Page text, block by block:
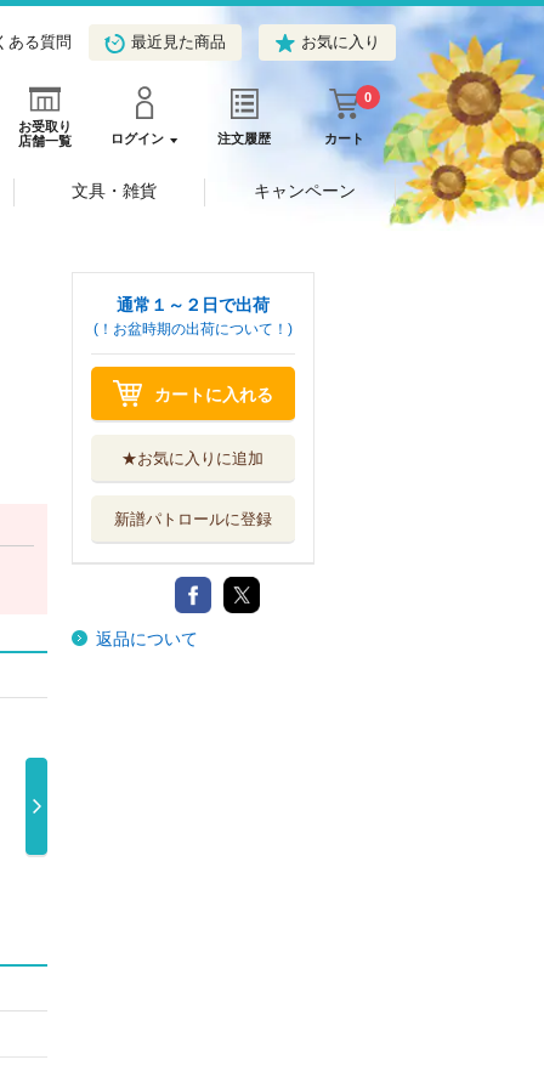
ある質問 最近見た商品 お気に入り
お受取り
店舗一覧
ログイン 注文履歴 カート
0
文具・雑貨 キャンペーン
変身（初回盤Ａ
通常１～２日で出荷
(！お盆時期の出荷について！)
カートに入れる
★お気に入りに追加
新譜パトロールに登録
返品について